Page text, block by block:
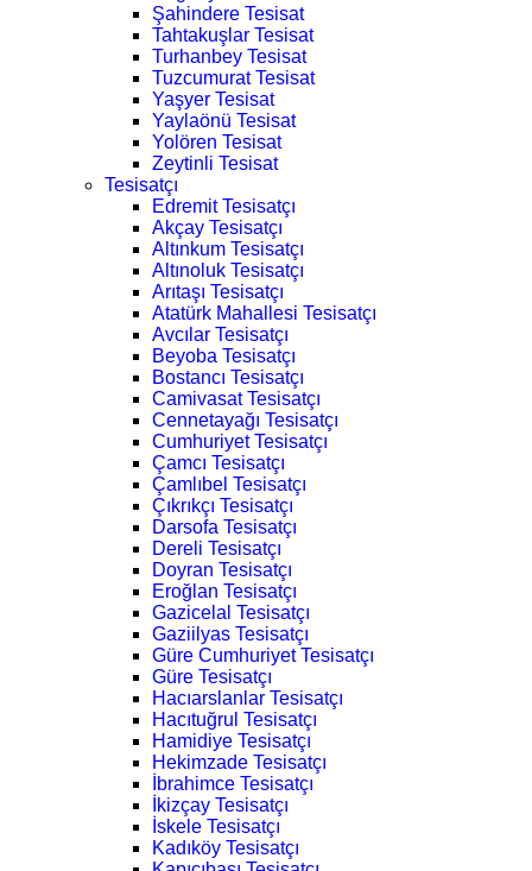
Şahindere Tesisat
Tahtakuşlar Tesisat
Turhanbey Tesisat
Tuzcumurat Tesisat
Yaşyer Tesisat
Yaylaönü Tesisat
Yolören Tesisat
Zeytinli Tesisat
Tesisatçı
Edremit Tesisatçı
Akçay Tesisatçı
Altınkum Tesisatçı
Altınoluk Tesisatçı
Arıtaşı Tesisatçı
Atatürk Mahallesi Tesisatçı
Avcılar Tesisatçı
Beyoba Tesisatçı
Bostancı Tesisatçı
Camivasat Tesisatçı
Cennetayağı Tesisatçı
Cumhuriyet Tesisatçı
Çamcı Tesisatçı
Çamlıbel Tesisatçı
Çıkrıkçı Tesisatçı
Darsofa Tesisatçı
Dereli Tesisatçı
Doyran Tesisatçı
Eroğlan Tesisatçı
Gazicelal Tesisatçı
Gaziilyas Tesisatçı
Güre Cumhuriyet Tesisatçı
Güre Tesisatçı
Hacıarslanlar Tesisatçı
Hacıtuğrul Tesisatçı
Hamidiye Tesisatçı
Hekimzade Tesisatçı
İbrahimce Tesisatçı
İkizçay Tesisatçı
İskele Tesisatçı
Kadıköy Tesisatçı